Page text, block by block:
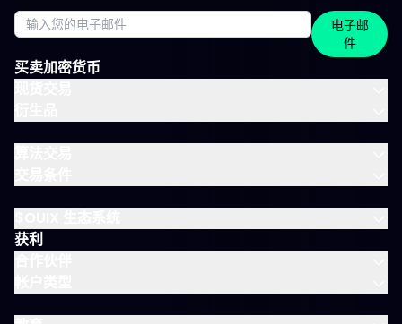
买卖加密货币
获利
电子邮
件